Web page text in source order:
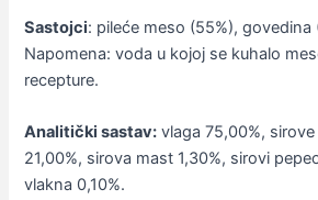
Sastojci: pileće meso (55%), govedina
Napomena: voda u kojoj se kuhalo
recepture.
Analitički sastav: vlaga 75,00%,
21,00%, sirova mast 1,30%, sirovi
vlakna 0,10%.